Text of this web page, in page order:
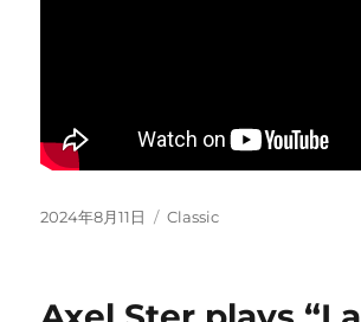
Posted
2024年8月11日 Categories
Classic